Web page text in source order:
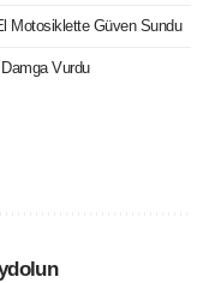
Motosiklette Güven Sundu
Vurdu